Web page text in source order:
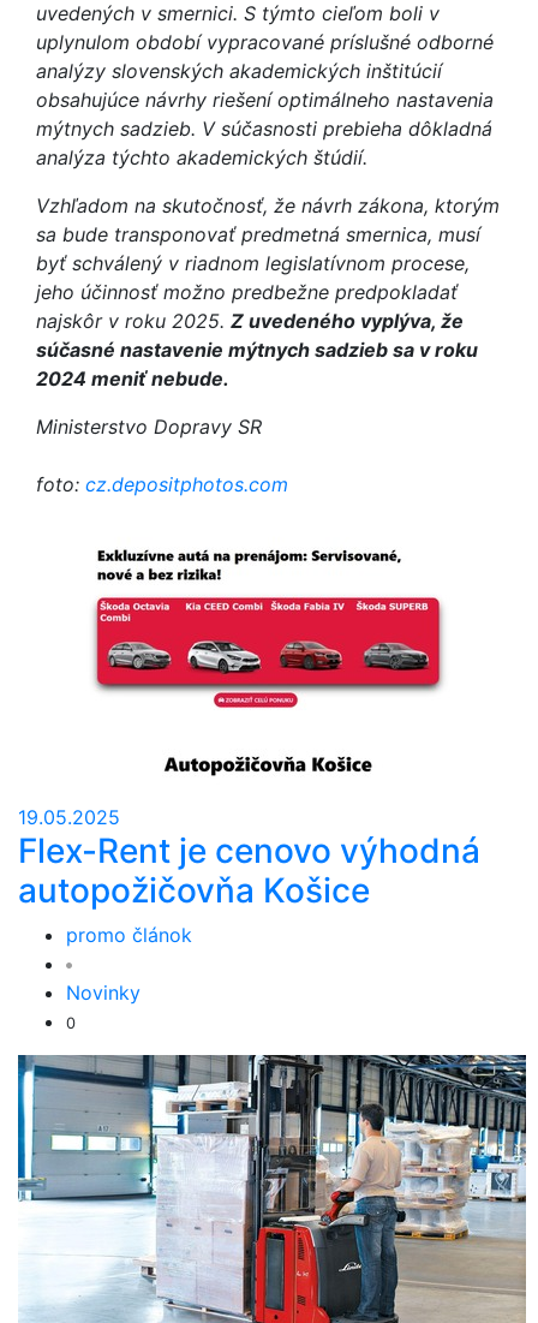
uvedených v smernici. S týmto cieľom boli v
uplynulom období vypracované príslušné odborné
analýzy slovenských akademických inštitúcií
obsahujúce návrhy riešení optimálneho nastavenia
mýtnych sadzieb. V súčasnosti prebieha dôkladná
analýza týchto akademických štúdií.
Vzhľadom na skutočnosť, že návrh zákona, ktorým
sa bude transponovať predmetná smernica, musí
byť schválený v riadnom legislatívnom procese,
jeho účinnosť možno predbežne predpokladať
najskôr v roku 2025. Z uvedeného vyplýva, že
súčasné nastavenie mýtnych sadzieb sa v roku
2024 meniť nebude.
Ministerstvo Dopravy SR
foto: cz.depositphotos.com
19.05.2025
Flex-Rent je cenovo výhodná
autopožičovňa Košice
promo článok
Novinky
0